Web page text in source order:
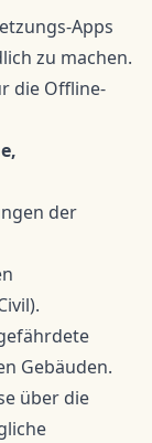
Apps
zu machen.
die Offline-
der
Gebäuden.
über die